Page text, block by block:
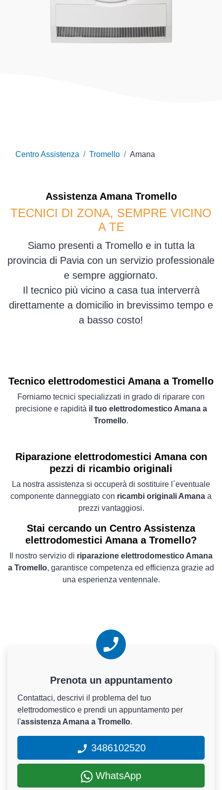
Centro Assistenza Tromello Amana
Assistenza AmanaTromello
TECNICI DI ZONA, SEMPRE VICINO
A TE
Siamo presenti a Tromello e in tutta la
provincia di Pavia con un servizio professionale
e sempre aggiornato.
Il tecnico più vicino a casa tua interverrà
direttamente a domicilio in brevissimo tempo e
a basso costo!
Tecnico elettrodomestici Amana a Tromello
Forniamo tecnici specializzati in grado di riparare con
precisione e rapidità il tuo elettrodomestico Amana a
Tromello.
Riparazione elettrodomestici Amana con
pezzi di ricambio originali
La nostra assistenza si occuperà di sostituire l´eventuale
componente danneggiato con ricambi originali Amana a
prezzi vantaggiosi.
Stai cercando un Centro Assistenza
elettrodomestici Amana a Tromello?
Il nostro servizio di riparazione elettrodomestico Amana
a Tromello, garantisce competenza ed efficienza grazie ad
una esperienza ventennale.
Prenota un appuntamento
Contattaci, descrivi il problema del tuo
elettrodomestico e prendi un appuntamento per
l'assistenza Amana a Tromello.
3486102520
WhatsApp